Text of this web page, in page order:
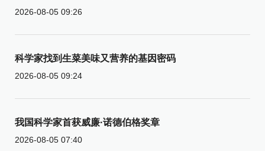
2026-08-05 09:26
科学家找到生菜美味又营养的基因密码
2026-08-05 09:24
我国科学家首获威廉·诺德伯格奖章
2026-08-05 07:40